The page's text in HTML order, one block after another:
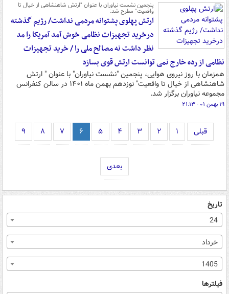
پنجمین نشست نیاوران با عنوان "ارتش شاهنشاهی از خیال تا
واقعیت" مطرح شد:
ارتش پهلوی پشتوانه مردمی نداشت/ رژیم گذشته
درخرید تجهیزات نظامی خوش آمد آمریکا را مد
نظر داشت نه مصالح ملی را / خرید تجهیزات
نظامی از رده خارج نمی توانست ارتش قوی بسازد
همزمان با روز نیروی هوایی، پنجمین "نشست نیاوران" با عنوان " ارتش
شاهنشاهی از خیال تا واقعیت" نوزدهم بهمن ماه ۱۴۰۱ در سالن کنفرانس
مجموعه نیاوران برگزار شد.
۱۹ بهمن ۰۱ - ۲۱:۱۳
قبلی ۱ ۲ ۳ ۴ ۵ ۶ ۷ ۸ ۹
بعدی
تاریخ
24
خرداد
1405
فیلترها